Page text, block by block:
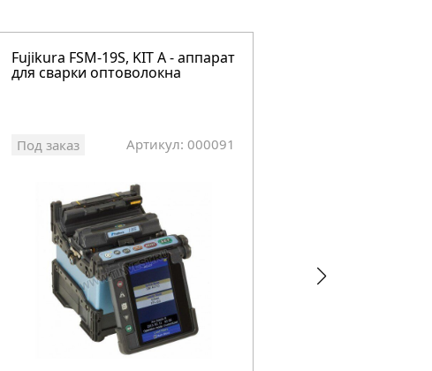
Fujikura FSM-19S, KIT A - аппарат
для сварки оптоволокна
Под заказ Артикул: 000091